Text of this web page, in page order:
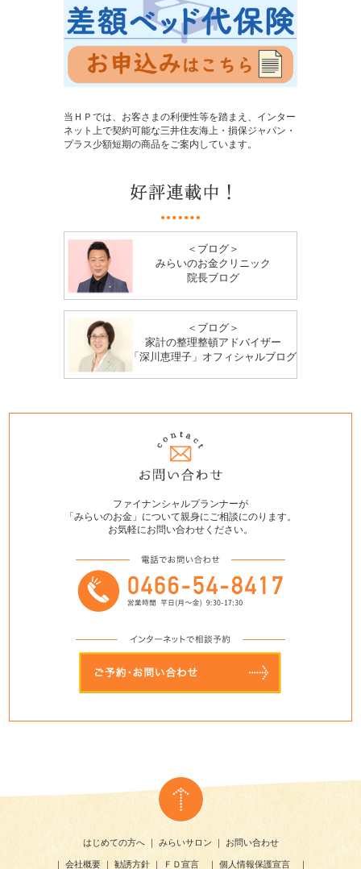
当ＨＰでは、お客さまの利便性等を踏まえ、インター
ネット上で契約可能な三井住友海上・損保ジャパン・
プラス少額短期の商品をご案内しています。
＜ブログ＞
みらいのお金クリニック
院長ブログ
＜ブログ＞
家計の整理整頓アドバイザー
「深川恵理子」オフィシャルブログ
ファイナンシャルプランナーが
「みらいのお金」について親身にご相談にのります。
お気軽にお問い合わせください。
はじめての方へ｜ みらいサロン ｜ お問い合わせ
｜会社概要｜ 勧誘方針｜ ＦＤ宣言｜ 個人情報保護宣言｜